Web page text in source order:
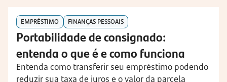
EMPRÉSTIMO FINANÇAS PESSOAIS
Portabilidade de consignado:
entenda o que é e como funciona
Entenda como transferir seu empréstimo podendo
reduzir sua taxa de juros e o valor da parcela